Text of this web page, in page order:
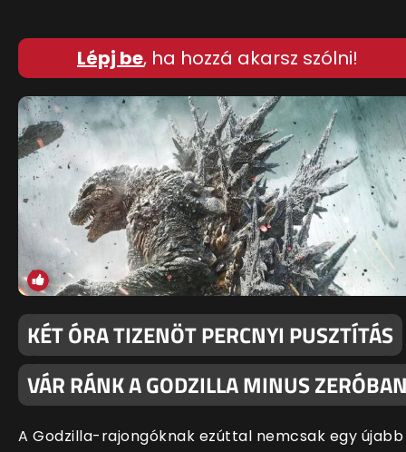
Lépj be, ha hozzá akarsz szólni!
KÉT ÓRA TIZENÖT PERCNYI PUSZTÍTÁS
VÁR RÁNK A GODZILLA MINUS
A Godzilla-rajongóknak ezúttal nemcsak egy újabb